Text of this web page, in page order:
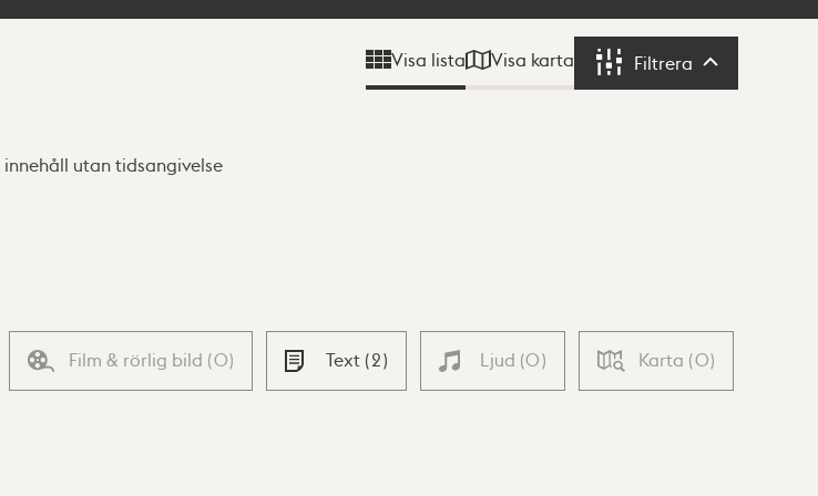
Visa lista Visa karta Filtrera Filtrera
innehåll utan tidsangivelse
Film & rörlig bild (0) Text (2) Ljud (0) Karta (0)